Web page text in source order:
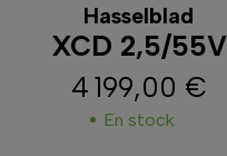
Hasselblad
XCD 2,5/55V
Prix
4 199,00 €
En stock